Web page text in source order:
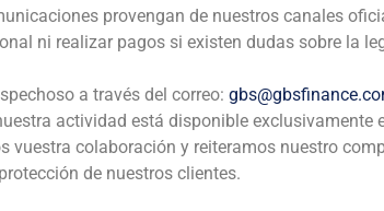
provengan de nuestros canales
ni realizar pagos si existen dudas sobre la
a través del correo:
actividad está disponible exclusivamente
vuestra colaboración y reiteramos nuestro
de nuestros clientes.